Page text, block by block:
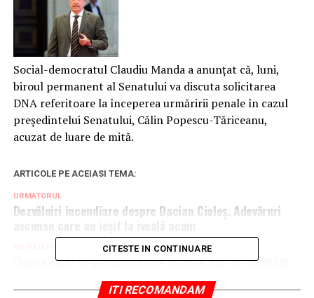
Social-democratul Claudiu Manda a anunțat că, luni,
biroul permanent al Senatului va discuta solicitarea
DNA referitoare la începerea urmăririi penale în cazul
preşedintelui Senatului, Călin Popescu-Tăriceanu,
acuzat de luare de mită.
ARTICOLE PE ACEIASI TEMA:
URMATORUL
Dezvăluiri incendiare despre Dacian Cioloş. Adevăruri
Cineva chiar şi-a propus să ne SCOATĂ din UE! ANUNȚUL
făcut de un fost apropiat al lui Dragnea!
CITESTE IN CONTINUARE
ITI RECOMANDAM